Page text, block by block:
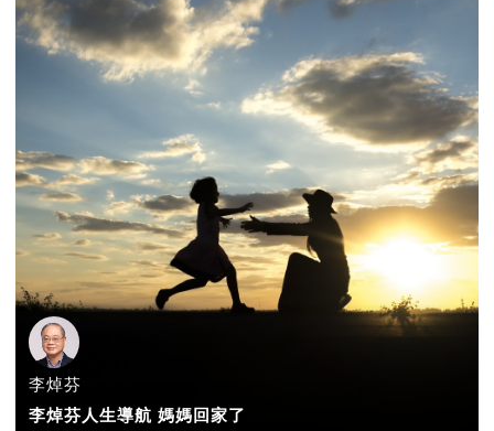
李焯芬
李焯芬人生導航 媽媽回家了